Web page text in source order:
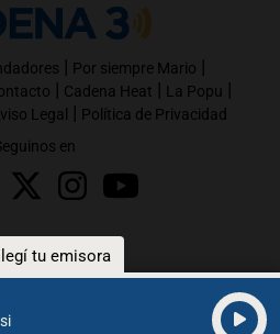
tu emisora
| Por siempre Mario |
| Cadena Heat | La Popu |
Legal | Política de Privacidad
en